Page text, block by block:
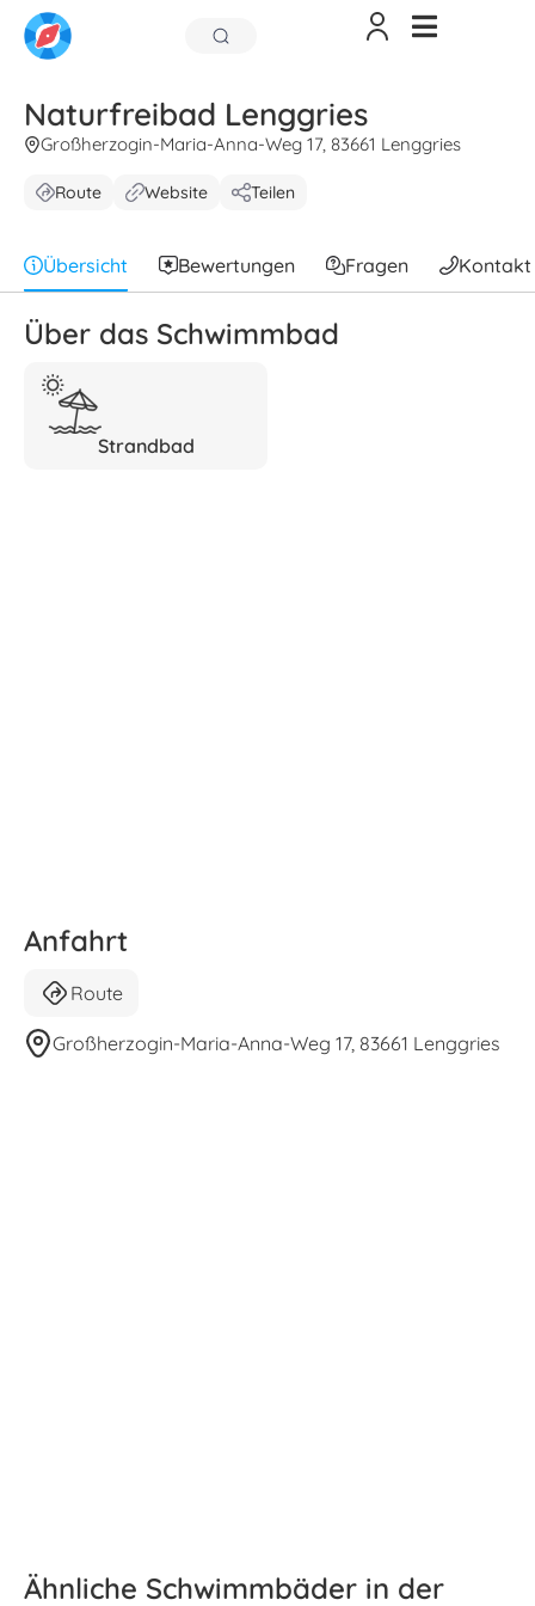
Naturfreibad Lenggries
Großherzogin-Maria-Anna-Weg 17, 83661 Lenggries
Route Website Teilen
Übersicht Bewertungen Fragen Kontakt
Über das Schwimmbad
Strandbad
Anfahrt
Route
Großherzogin-Maria-Anna-Weg 17, 83661 Lenggries
Ähnliche Schwimmbäder in der